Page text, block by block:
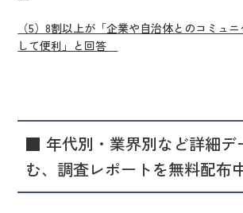
（5）8割以上が「企業や自治体とのコミュ
して便利」と回答
■ 年代別・業界別など詳細デ
む、調査レポートを無料配布